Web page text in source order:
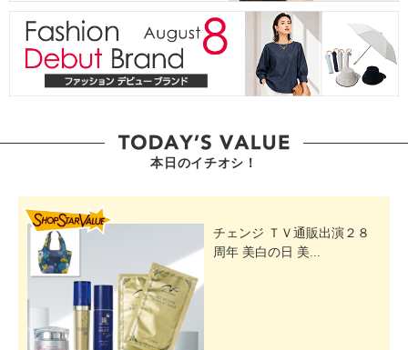
本日のイチオシ！
チェンジ ＴＶ通販出演２８
周年 美白の日 美...